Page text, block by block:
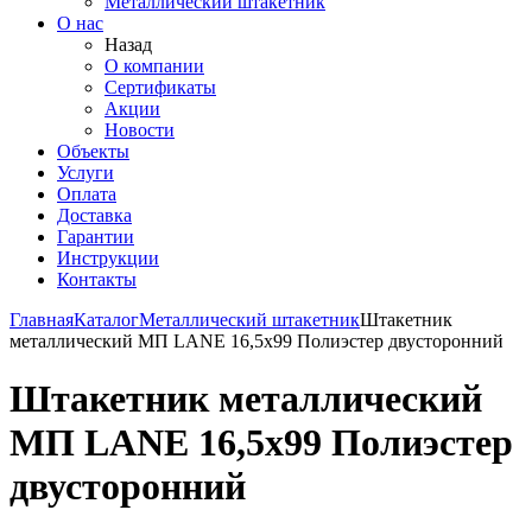
О нас
Назад
О компании
Сертификаты
Акции
Новости
Объекты
Услуги
Оплата
Доставка
Гарантии
Инструкции
Контакты
ГлавнаяКаталогМеталлический штакетникШтакетник
металлический МП LАNE 16,5х99 Полиэстер двусторонний
Штакетник металлический
МП LАNE 16,5х99 Полиэстер
двусторонний